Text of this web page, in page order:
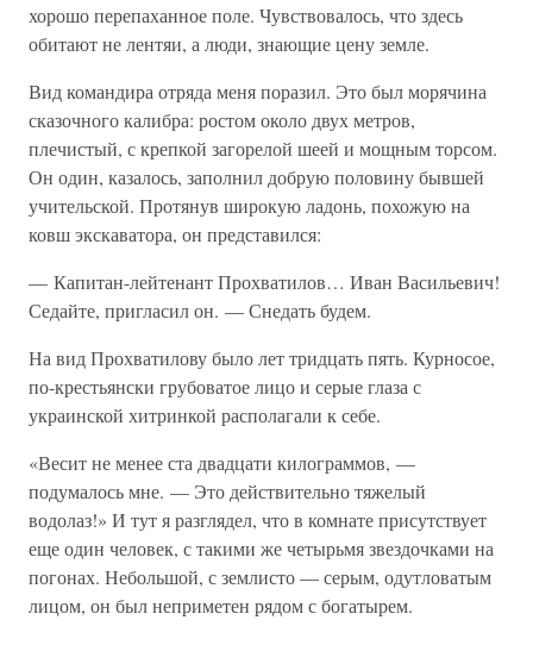
хорошо перепаханное поле. Чувствовалось, что здесь
обитают не лентяи, а люди, знающие цену земле.
Вид командира отряда меня поразил. Это был морячина
сказочного калибра: ростом около двух метров,
плечистый, с крепкой загорелой шеей и мощным торсом.
Он один, казалось, заполнил добрую половину бывшей
учительской. Протянув широкую ладонь, похожую на
ковш экскаватора, он представился:
— Капитан-лейтенант Прохватилов… Иван Васильевич!
Седайте, пригласил он. — Снедать будем.
На вид Прохватилову было лет тридцать пять. Курносое,
по-крестьянски грубоватое лицо и серые глаза с
украинской хитринкой располагали к себе.
«Весит не менее ста двадцати килограммов, —
подумалось мне. — Это действительно тяжелый
водолаз!» И тут я разглядел, что в комнате присутствует
еще один человек, с такими же четырьмя звездочками на
погонах. Небольшой, с землисто — серым, одутловатым
лицом, он был неприметен рядом с богатырем.